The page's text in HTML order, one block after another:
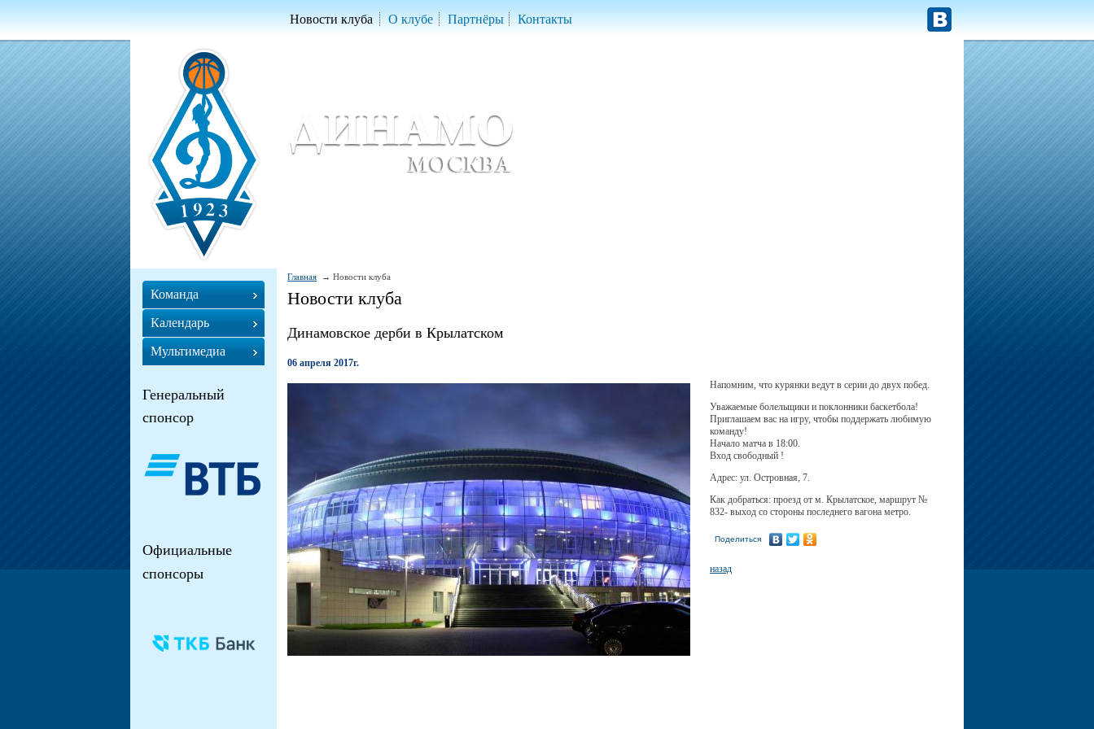
Новости клуба О клубе Партнёры Контакты
Главная Новости клуба
Новости клуба
Динамовское дерби в Крылатском
06 апреля 2017г.
Напомним, что курянки ведут в серии до двух побед.
Уважаемые болельщики и поклонники баскетбола!
Приглашаем вас на игру, чтобы поддержать любимую
команду!
Начало матча в 18:00.
Вход свободный !
Адрес: ул. Островная, 7.
Как добраться: проезд от м. Крылатское, маршрут №
832- выход со стороны последнего вагона метро.
Поделиться
назад
Команда
Календарь
Мультимедиа
Генеральный
спонсор
Официальные
спонсоры